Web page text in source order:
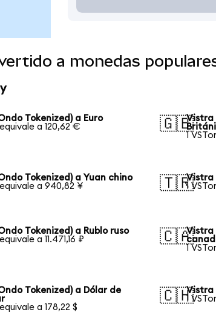
a monedas
Tokenized) a Euro
a 120,62 €
🇬🇧Vistra
1
Tokenized) a Yuan chino
equivale a 940,82 ¥
🇹🇷Vistra
1
Tokenized) a Rublo ruso
a 11.471,16 ₽
🇨🇦Vistra
1
Tokenized) a Dólar de
a 178,22 $
🇨🇭Vistra
1